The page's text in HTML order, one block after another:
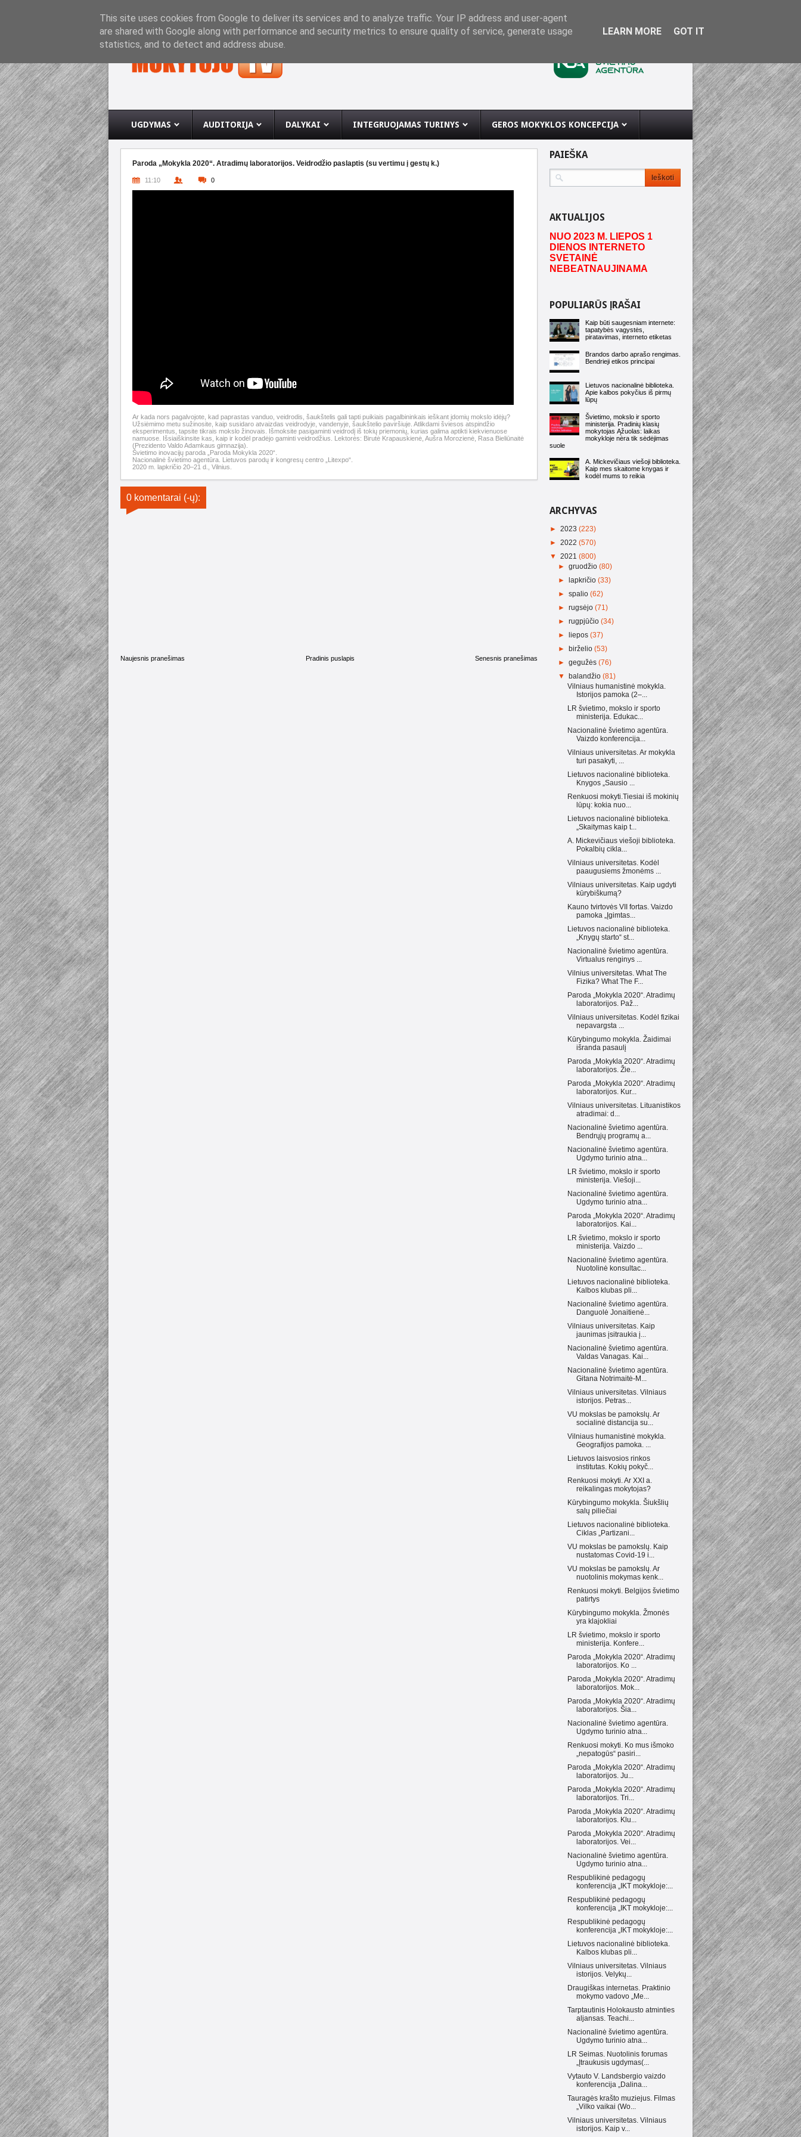
UGDYMAS AUDITORIJA DALYKAI INTEGRUOJAMAS TURINYS GEROS MOKYKLOS KONCEPCIJA
Paroda „Mokykla 2020“. Atradimų laboratorijos. Veidrodžio paslaptis (su vertimu į gestų k.)
11:10 0
Ar kada nors pagalvojote, kad paprastas vanduo, veidrodis, šaukštelis gali tapti puikiais pagalbininkais ieškant įdomių mokslo idėjų?
Užsiėmimo metu sužinosite, kaip susidaro atvaizdas veidrodyje, vandenyje, šaukštelio paviršiuje. Atlikdami šviesos atspindžio
eksperimentus, tapsite tikrais mokslo žinovais. Išmoksite pasigaminti veidrodį iš tokių priemonių, kurias galima aptikti kiekvienuose
namuose. Išsiaiškinsite kas, kaip ir kodėl pradėjo gaminti veidrodžius. Lektorės: Birutė Krapauskienė, Aušra Morozienė, Rasa Bieliūnaitė
(Prezidento Valdo Adamkaus gimnazija).
Švietimo inovacijų paroda „Paroda Mokykla 2020“.
Nacionalinė švietimo agentūra. Lietuvos parodų ir kongresų centro „Litexpo“.
2020 m. lapkričio 20–21 d., Vilnius.
0 komentarai (-ų):
Naujesnis pranešimas Pradinis puslapis Senesnis pranešimas
PAIEŠKA
AKTUALIJOS
NUO 2023 M. LIEPOS 1
DIENOS INTERNETO
SVETAINĖ
NEBEATNAUJINAMA
POPULIARŪS ĮRAŠAI
Kaip būti saugesniam internete:
tapatybės vagystės,
piratavimas, interneto etiketas
Brandos darbo aprašo rengimas.
Bendrieji etikos principai
Lietuvos nacionalinė biblioteka.
Apie kalbos pokyčius iš pirmų
lūpų
Švietimo, mokslo ir sporto
ministerija. Pradinių klasių
mokytojas Ąžuolas: laikas
mokykloje nėra tik sėdėjimas
suole
A. Mickevičiaus viešoji biblioteka.
Kaip mes skaitome knygas ir
kodėl mums to reikia
ARCHYVAS
► 2023 (223)
► 2022 (570)
▼ 2021 (800)
►gruodžio(80)
►
lapkričio(33)
►spalio(62)
►rugsėjo(71)
►rugpjūčio(34)
►
liepos(37)
► birželio(53)
►gegužės(76)
▼ balandžio(81)
Vilniaus humanistinė mokykla.
Istorijos pamoka (2–...
LR švietimo, mokslo ir sporto
ministerija. Edukac...
Nacionalinė švietimo agentūra.
Vaizdo konferencija...
Vilniaus universitetas. Ar mokykla
turi pasakyti, ...
Lietuvos nacionalinė biblioteka.
Knygos „Sausio ...
Renkuosi mokyti.Tiesiai iš mokinių
lūpų: kokia nuo...
Lietuvos nacionalinė biblioteka.
„Skaitymas kaip t...
A. Mickevičiaus viešoji biblioteka.
Pokalbių cikla...
Vilniaus universitetas. Kodėl
paaugusiems žmonėms ...
Vilniaus universitetas. Kaip ugdyti
kūrybiškumą?
Kauno tvirtovės VII fortas. Vaizdo
pamoka „Įgimtas...
Lietuvos nacionalinė biblioteka.
„Knygų starto“ st...
Nacionalinė švietimo agentūra.
Virtualus renginys ...
Vilnius universitetas. What The
Fizika? What The F...
Paroda „Mokykla 2020“. Atradimų
laboratorijos. Paž...
Vilniaus universitetas. Kodėl fizikai
nepavargsta ...
Kūrybingumo mokykla. Žaidimai
išranda pasaulį
Paroda „Mokykla 2020“. Atradimų
laboratorijos. Žie...
Paroda „Mokykla 2020“. Atradimų
laboratorijos. Kur...
Vilniaus universitetas. Lituanistikos
atradimai: d...
Nacionalinė švietimo agentūra.
Bendrųjų programų a...
Nacionalinė švietimo agentūra.
Ugdymo turinio atna...
LR švietimo, mokslo ir sporto
ministerija. Viešoji...
Nacionalinė švietimo agentūra.
Ugdymo turinio atna...
Paroda „Mokykla 2020“. Atradimų
laboratorijos. Kai...
LR švietimo, mokslo ir sporto
ministerija. Vaizdo ...
Nacionalinė švietimo agentūra.
Nuotolinė konsultac...
Lietuvos nacionalinė biblioteka.
Kalbos klubas pli...
Nacionalinė švietimo agentūra.
Danguolė Jonaitienė...
Vilniaus universitetas. Kaip
jaunimas įsitraukia į...
Nacionalinė švietimo agentūra.
Valdas Vanagas. Kai...
Nacionalinė švietimo agentūra.
Gitana Notrimaitė-M...
Vilniaus universitetas. Vilniaus
istorijos. Petras...
VU mokslas be pamokslų. Ar
socialinė distancija su...
Vilniaus humanistinė mokykla.
Geografijos pamoka. ...
Lietuvos laisvosios rinkos
institutas. Kokių pokyč...
Renkuosi mokyti. Ar XXI a.
reikalingas mokytojas?
Kūrybingumo mokykla. Šiukšlių
salų piliečiai
Lietuvos nacionalinė biblioteka.
Ciklas „Partizani...
VU mokslas be pamokslų. Kaip
nustatomas Covid-19 i...
VU mokslas be pamokslų. Ar
nuotolinis mokymas kenk...
Renkuosi mokyti. Belgijos švietimo
patirtys
Kūrybingumo mokykla. Žmonės
yra klajokliai
LR švietimo, mokslo ir sporto
ministerija. Konfere...
Paroda „Mokykla 2020“. Atradimų
laboratorijos. Ko ...
Paroda „Mokykla 2020“. Atradimų
laboratorijos. Mok...
Paroda „Mokykla 2020“. Atradimų
laboratorijos. Šia...
Nacionalinė švietimo agentūra.
Ugdymo turinio atna...
Renkuosi mokyti. Ko mus išmoko
„nepatogūs“ pasiri...
Paroda „Mokykla 2020“. Atradimų
laboratorijos. Ju...
Paroda „Mokykla 2020“. Atradimų
laboratorijos. Tri...
Paroda „Mokykla 2020“. Atradimų
laboratorijos. Klu...
Paroda „Mokykla 2020“. Atradimų
laboratorijos. Vei...
Nacionalinė švietimo agentūra.
Ugdymo turinio atna...
Respublikinė pedagogų
konferencija „IKT mokykloje:...
Respublikinė pedagogų
konferencija „IKT mokykloje:...
Respublikinė pedagogų
konferencija „IKT mokykloje:...
Lietuvos nacionalinė biblioteka.
Kalbos klubas pli...
Vilniaus universitetas. Vilniaus
istorijos. Velykų...
Draugiškas internetas. Praktinio
mokymo vadovo „Me...
Tarptautinis Holokausto atminties
aljansas. Teachi...
Nacionalinė švietimo agentūra.
Ugdymo turinio atna...
LR Seimas. Nuotolinis forumas
„Įtraukusis ugdymas(...
Vytauto V. Landsbergio vaizdo
konferencija „Dalina...
Tauragės krašto muziejus. Filmas
„Vilko vaikai (Wo...
Vilniaus universitetas. Vilniaus
istorijos. Kaip v...
This site uses cookies from Google to deliver its services and to analyze traffic. Your IP address and user-agent
are shared with Google along with performance and security metrics to ensure quality of service, generate usage
statistics, and to detect and address abuse.
LEARN MORE GOT IT